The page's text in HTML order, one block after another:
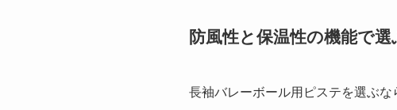
防風性と保温性の機能で選
長袖バレーボール用ピステを選ぶな